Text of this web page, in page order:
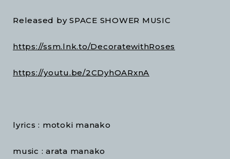
Released by SPACE SHOWER MUSIC
https://ssm.lnk.to/DecoratewithRoses
https://youtu.be/2CDyhOARxnA
lyrics : motoki manako
music : arata manako